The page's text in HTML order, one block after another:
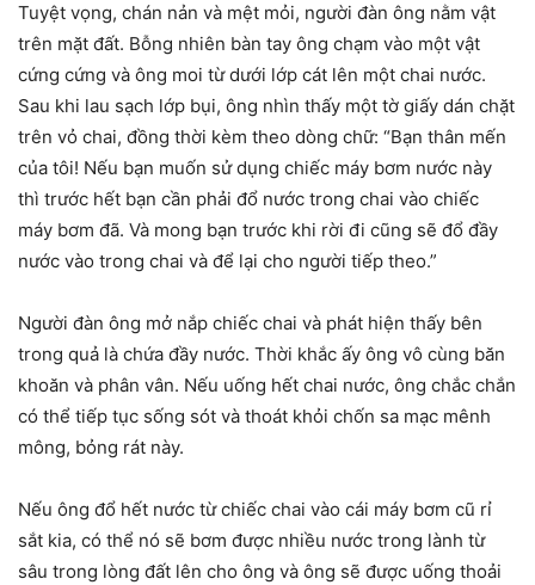
Tuyệt vọng, chán nản và mệt mỏi, người đàn ông nằm vật
trên mặt đất. Bỗng nhiên bàn tay ông chạm vào một vật
cứng cứng và ông moi từ dưới lớp cát lên một chai nước.
Sau khi lau sạch lớp bụi, ông nhìn thấy một tờ giấy dán chặt
trên vỏ chai, đồng thời kèm theo dòng chữ: “Bạn thân mến
của tôi! Nếu bạn muốn sử dụng chiếc máy bơm nước này
thì trước hết bạn cần phải đổ nước trong chai vào chiếc
máy bơm đã. Và mong bạn trước khi rời đi cũng sẽ đổ đầy
nước vào trong chai và để lại cho người tiếp theo.”
Người đàn ông mở nắp chiếc chai và phát hiện thấy bên
trong quả là chứa đầy nước. Thời khắc ấy ông vô cùng băn
khoăn và phân vân. Nếu uống hết chai nước, ông chắc chắn
có thể tiếp tục sống sót và thoát khỏi chốn sa mạc mênh
mông, bỏng rát này.
Nếu ông đổ hết nước từ chiếc chai vào cái máy bơm cũ rỉ
sắt kia, có thể nó sẽ bơm được nhiều nước trong lành từ
sâu trong lòng đất lên cho ông và ông sẽ được uống thoải